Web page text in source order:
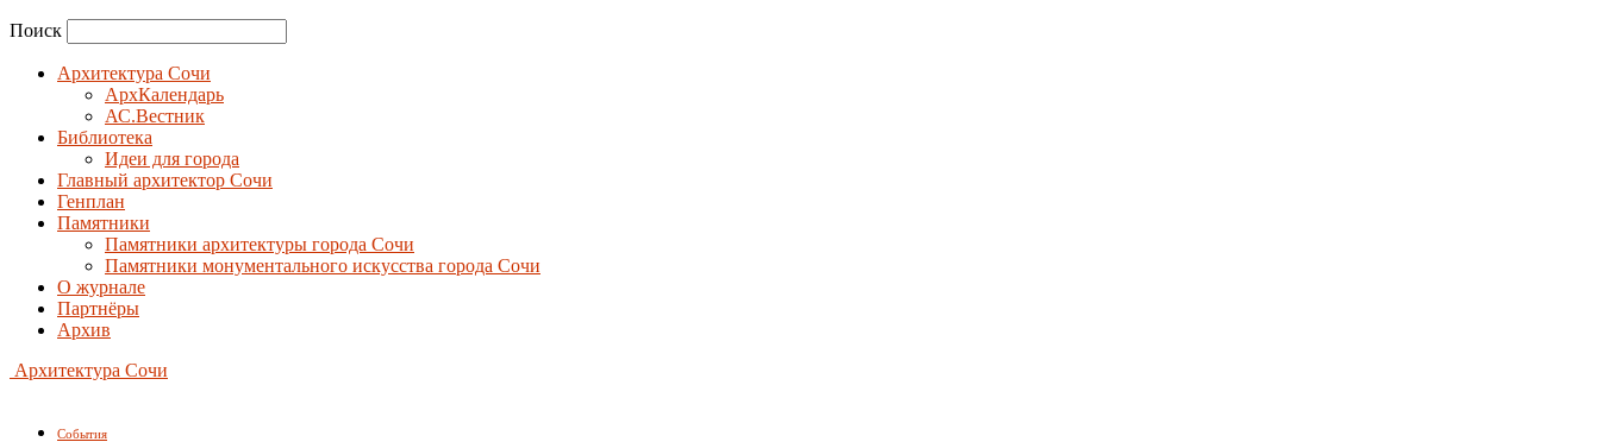
Поиск
Архитектура Сочи
АрхКалендарь
АС.Вестник
Библиотека
Идеи для города
Главный архитектор Сочи
Генплан
Памятники
Памятники архитектуры города Сочи
Памятники монументального искусства города Сочи
О журнале
Партнёры
Архив
Архитектура Сочи
События